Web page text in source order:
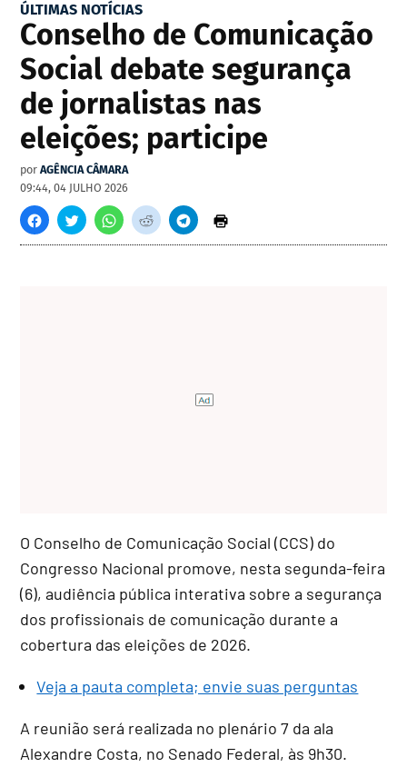
ÚLTIMAS NOTÍCIAS
Conselho de Comunicação
Social debate segurança
de jornalistas nas
eleições; participe
por AGÊNCIA CÂMARA
09:44, 04 JULHO 2026
O Conselho de Comunicação Social (CCS) do
Congresso Nacional promove, nesta segunda-feira
(6), audiência pública interativa sobre a segurança
dos profissionais de comunicação durante a
cobertura das eleições de 2026.
Veja a pauta completa; envie suas perguntas
A reunião será realizada no plenário 7 da ala
Alexandre Costa, no Senado Federal, às 9h30.